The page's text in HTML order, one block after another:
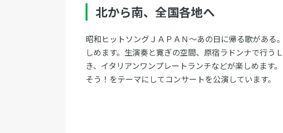
北から南、全国各地へ
昭和ヒットソングＪＡＰＡＮ～あの日に帰る歌がある
しめます。生演奏と寛ぎの空間、原宿ラドンナで行う
き、イタリアンワンプレートランチなどが楽しめます
そう！をテーマにしてコンサートを公演しています。